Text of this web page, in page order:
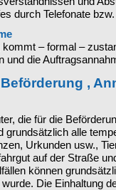
durch Telefonate
kommt – formal –
und die
,
die für die
grundsätzlich alle
Urkunden usw.,
auf der Straße
können
Die Einhaltung